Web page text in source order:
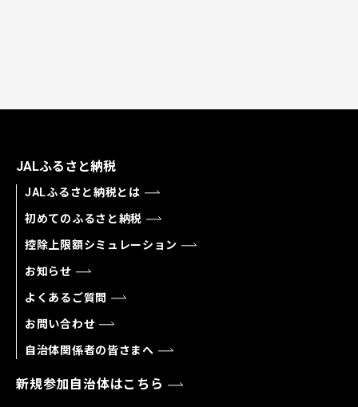
JALふるさと納税
JALふるさと納税とは
初めてのふるさと納税
控除上限額シミュレーション
お知らせ
よくあるご質問
お問い合わせ
自治体関係者の皆さまへ
新規参加自治体はこちら